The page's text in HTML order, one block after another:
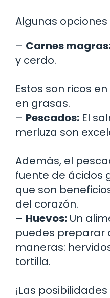
Algunas opciones
– Carnes
y cerdo.
Estos son ricos
en grasas.
– Pescados: El
merluza son
Además, el
fuente de ácidos
que son
del corazón.
– Huevos: Un
puedes preparar
maneras:
tortilla.
¡Las